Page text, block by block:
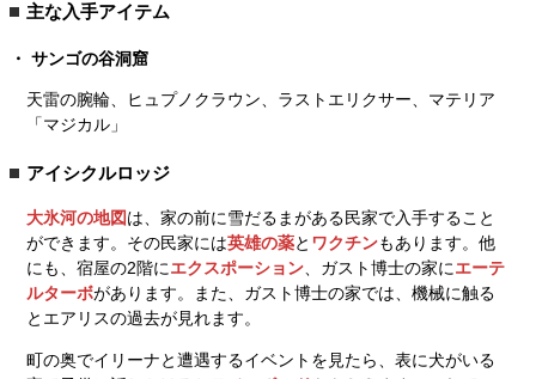
主な入手アイテム
サンゴの谷洞窟
天雷の腕輪、ヒュプノクラウン、ラストエリクサー、マテリア
「マジカル」
アイシクルロッジ
大氷河の地図は、家の前に雪だるまがある民家で入手すること
ができます。その民家には英雄の薬と ワクチンもあります。他
にも、宿屋の2階にエクスポーション 、ガスト博士の家にエーテ
ルターボがあります。また、ガスト博士の家では、機械に触る
とエアリスの過去が見れます。
町の奥でイリーナと遭遇するイベントを見たら、表に犬がいる